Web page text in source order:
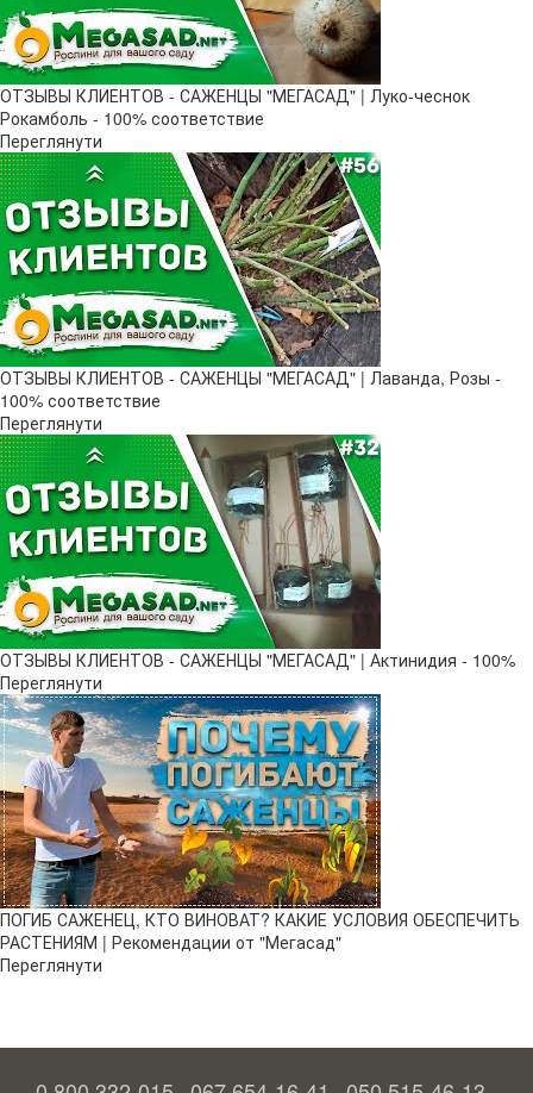
ОТЗЫВЫ КЛИЕНТОВ - САЖЕНЦЫ "МЕГАСАД" | Луко-чеснок
Рокамболь - 100% соответствие
Переглянути
ОТЗЫВЫ КЛИЕНТОВ - САЖЕНЦЫ "МЕГАСАД" | Лаванда, Розы -
100% соответствие
Переглянути
ОТЗЫВЫ КЛИЕНТОВ - САЖЕНЦЫ "МЕГАСАД" | Актинидия - 100%
Переглянути
ПОГИБ САЖЕНЕЦ, КТО ВИНОВАТ? КАКИЕ УСЛОВИЯ ОБЕСПЕЧИТЬ
РАСТЕНИЯМ | Рекомендации от "Мегасад"
Переглянути